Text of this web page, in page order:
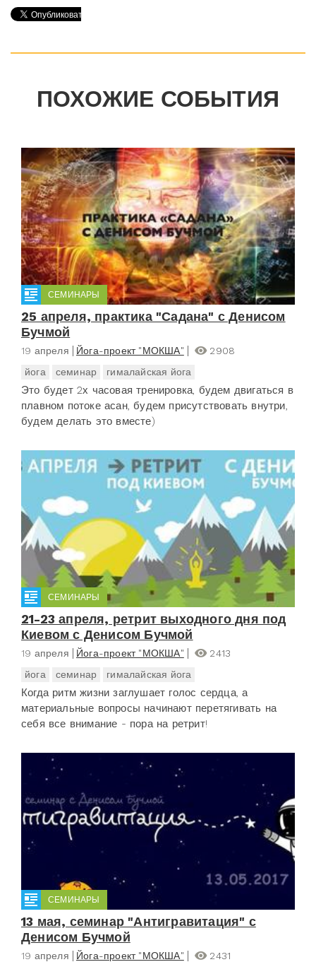
ПОХОЖИЕ СОБЫТИЯ
СЕМИНАРЫ
25 апреля, практика "Садана" с Денисом
Бучмой
19 апреля Йога-проект "МОКША"
2908
йога
семинар гималайская йога
Это будет 2х часовая тренировка, будем двигаться в
плавном потоке асан, будем присутствовать внутри,
будем делать это вместе)
СЕМИНАРЫ
21-23 апреля, ретрит выходного дня под
Киевом с Денисом Бучмой
19 апреля Йога-проект "МОКША"
2413
йога
семинар гималайская йога
Когда ритм жизни заглушает голос сердца, а
материальные вопросы начинают перетягивать на
себя все внимание - пора на ретрит!
СЕМИНАРЫ
13 мая, семинар "Антигравитация" с
Денисом Бучмой
19 апреля Йога-проект "МОКША"
2431